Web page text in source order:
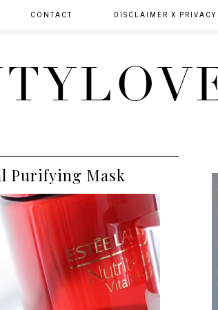
CONTACT DISCLAIMER X PRIVACY
Purifying Mask